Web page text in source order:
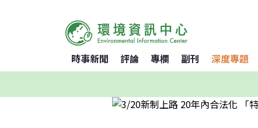
時事新聞 評論 專欄 副刊 深度專題